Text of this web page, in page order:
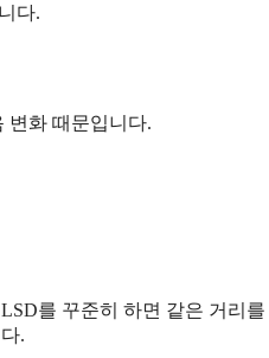
다.
변화 때문입니다.
를 꾸준히 하면 같은 거리
.